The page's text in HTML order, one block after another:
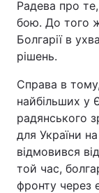
Радева про
бою. До того ж
Болгарії в
рішень.
Справа в
найбільших у
радянського
для України
відмовився
той час,
фронту через